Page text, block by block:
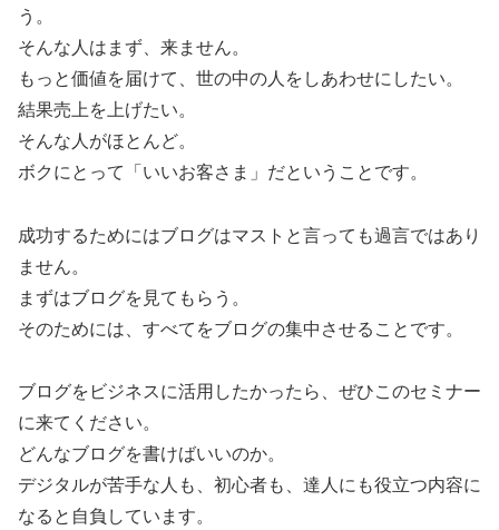
う。
そんな人はまず、来ません。
もっと価値を届けて、世の中の人をしあわせにしたい。
結果売上を上げたい。
そんな人がほとんど。
ボクにとって「いいお客さま」だということです。
成功するためにはブログはマストと言っても過言ではあり
ません。
まずはブログを見てもらう。
そのためには、すべてをブログの集中させることです。
ブログをビジネスに活用したかったら、ぜひこのセミナー
に来てください。
どんなブログを書けばいいのか。
デジタルが苦手な人も、初心者も、達人にも役立つ内容に
なると自負しています。